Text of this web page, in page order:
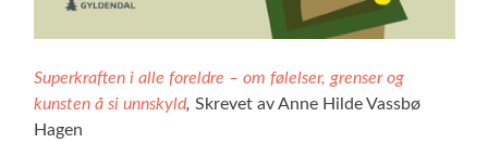
Superkraften i alle foreldre – om følelser, grenser og
kunsten å si unnskyld, Skrevet av Anne Hilde Vassbø
Hagen